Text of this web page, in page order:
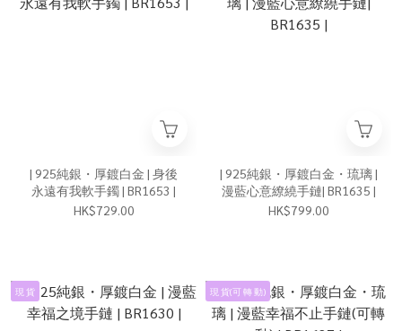
| 925純銀・厚鍍白金 | 身後
永遠有我軟手鐲 | BR1653 |
HK$729.00
| 925純銀・厚鍍白金・琉璃 |
漫藍心意繚繞手鏈| BR1635 |
HK$799.00
現 貨 現 貨(可 轉 動)